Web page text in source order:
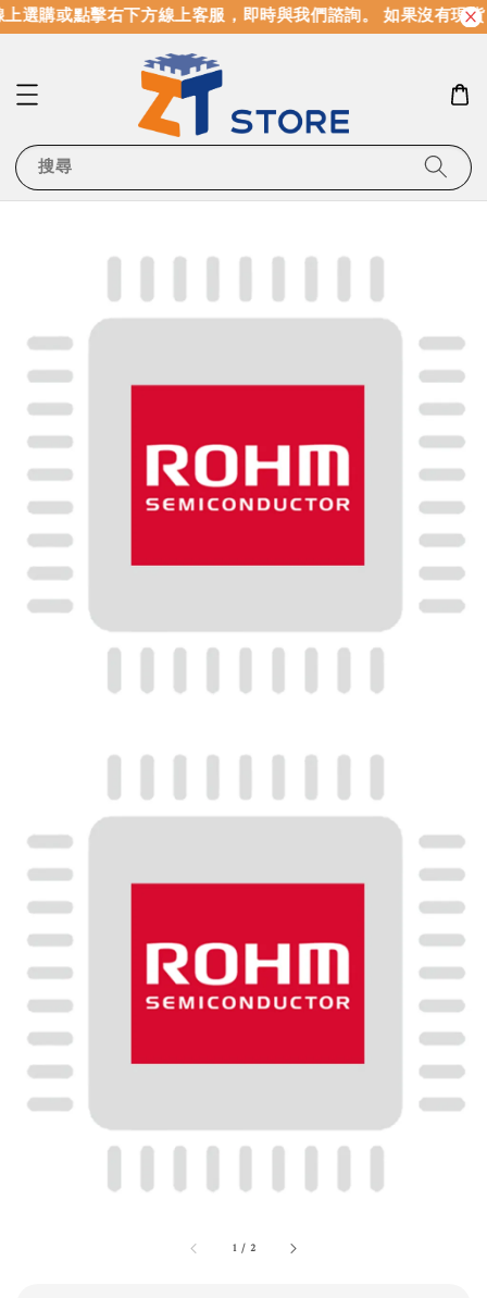
選購或點擊右下方線上客服，即時與我們諮詢。 如果沒有現
搜尋
1 / 2